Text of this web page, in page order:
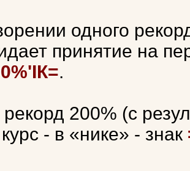
одного
принятие на
.
200% (с
- в «нике» - знак